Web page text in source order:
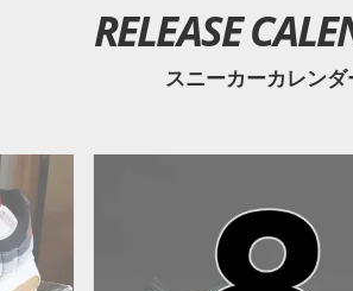
RELEASE
スニーカーカレンダ